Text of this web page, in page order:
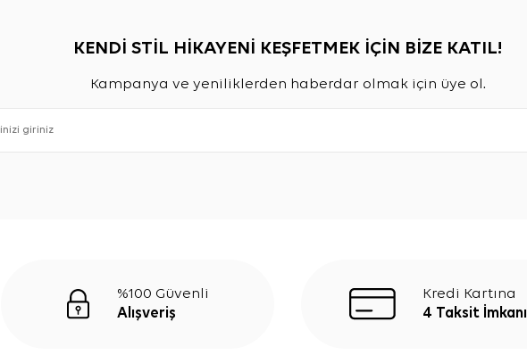
KENDİ STİL HİKAYENİ KEŞFETMEK İÇİN BİZE KATIL!
Kampanya ve yeniliklerden haberdar olmak için üye ol.
%100 Güvenli
Alışveriş
Kredi Kartına
4 Taksit İmkanı